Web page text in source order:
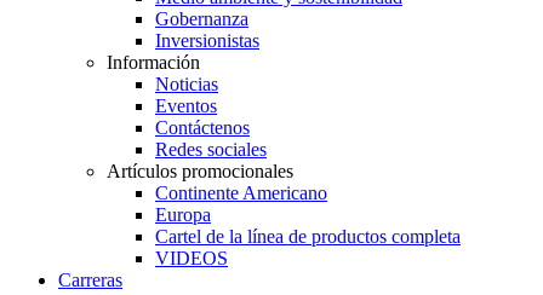
Gobernanza
Inversionistas
Información
Noticias
Eventos
Contáctenos
Redes sociales
Artículos promocionales
Continente Americano
Europa
Cartel de la línea de productos completa
VIDEOS
Carreras